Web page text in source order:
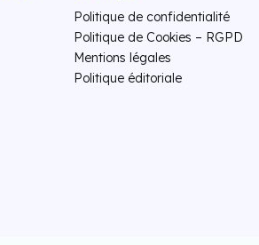
Politique de confidentialité
Politique de Cookies – RGPD
Mentions légales
Politique éditoriale